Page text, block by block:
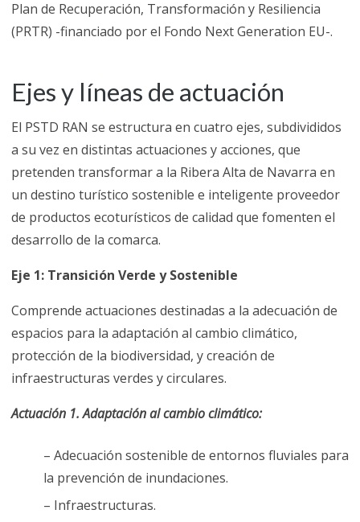
Plan de Recuperación, Transformación y Resiliencia
(PRTR) -financiado por el Fondo Next Generation EU-.
Ejes y líneas de actuación
El PSTD RAN se estructura en cuatro ejes, subdivididos
a su vez en distintas actuaciones y acciones, que
pretenden transformar a la Ribera Alta de Navarra en
un destino turístico sostenible e inteligente proveedor
de productos ecoturísticos de calidad que fomenten el
desarrollo de la comarca.
Eje 1: Transición Verde y Sostenible
Comprende actuaciones destinadas a la adecuación de
espacios para la adaptación al cambio climático,
protección de la biodiversidad, y creación de
infraestructuras verdes y circulares.
Actuación 1. Adaptación al cambio climático:
– Adecuación sostenible de entornos fluviales para
la prevención de inundaciones.
– Infraestructuras.